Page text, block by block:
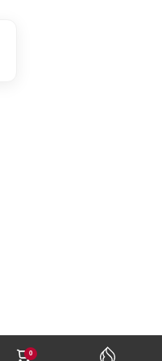
0
Regulamin sklepu